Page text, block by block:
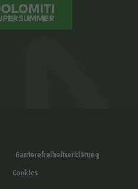
Barrierefreiheitserklärung
Cookies